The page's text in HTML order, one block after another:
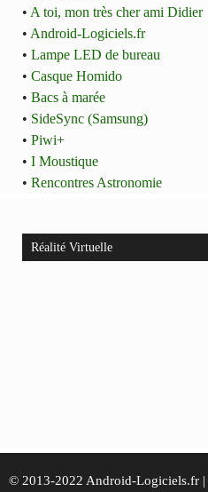
• A toi, mon très cher ami Didier
• Android-Logiciels.fr
• Lampe LED de bureau
• Casque Homido
• Bacs à marée
• SideSync (Samsung)
• Piwi+
• I Moustique
• Rencontres Astronomie
Réalité Virtuelle
© 2013-2022 Android-Logiciels.fr |